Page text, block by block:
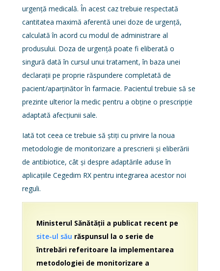
urgență medicală. În acest caz trebuie respectată
cantitatea maximă aferentă unei doze de urgență,
calculată în acord cu modul de administrare al
produsului. Doza de urgență poate fi eliberată o
singură dată în cursul unui tratament, în baza unei
declarații pe proprie răspundere completată de
pacient/aparținător în farmacie. Pacientul trebuie să se
prezinte ulterior la medic pentru a obține o prescripție
adaptată afecțiunii sale.
Iată tot ceea ce trebuie să știți cu privire la noua
metodologie de monitorizare a prescrierii și eliberării
de antibiotice, cât și despre adaptările aduse în
aplicațiile Cegedim RX pentru integrarea acestor noi
reguli.
Ministerul Sănătății a publicat recent pe
site-ul său răspunsul la o serie de
întrebări referitoare la implementarea
metodologiei de monitorizare a